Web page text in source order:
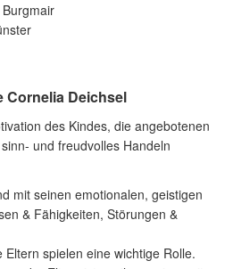
Cornelia Deichsel
des Kindes, die angebotenen
und freudvolles Handeln
mit seinen emotionalen, geistigen
& Fähigkeiten, Störungen &
spielen eine wichtige Rolle.